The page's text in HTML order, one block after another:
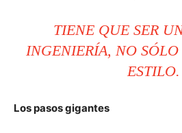
TIENE QUE SER
INGENIERÍA, NO
ESTILO.
Los pasos gigantes